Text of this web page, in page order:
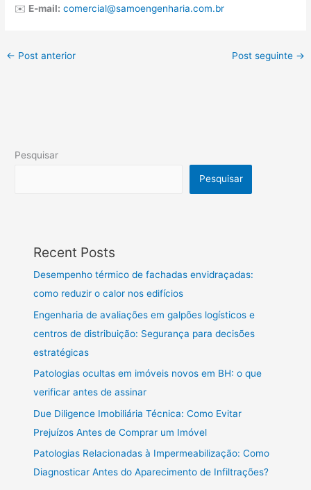
✉️ E-mail: comercial@samoengenharia.com.br
← Post anterior Post seguinte →
Pesquisar
Pesquisar
Recent Posts
Desempenho térmico de fachadas envidraçadas:
como reduzir o calor nos edifícios
Engenharia de avaliações em galpões logísticos e
centros de distribuição: Segurança para decisões
estratégicas
Patologias ocultas em imóveis novos em BH: o que
verificar antes de assinar
Due Diligence Imobiliária Técnica: Como Evitar
Prejuízos Antes de Comprar um Imóvel
Patologias Relacionadas à Impermeabilização: Como
Diagnosticar Antes do Aparecimento de Infiltrações?